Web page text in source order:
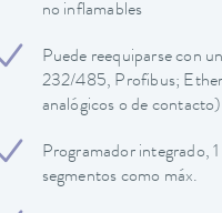
no inflamables
Puede reequiparse con
232/485, Profibus;
analógicos o de contacto)
Programador integrado,
segmentos como máx.